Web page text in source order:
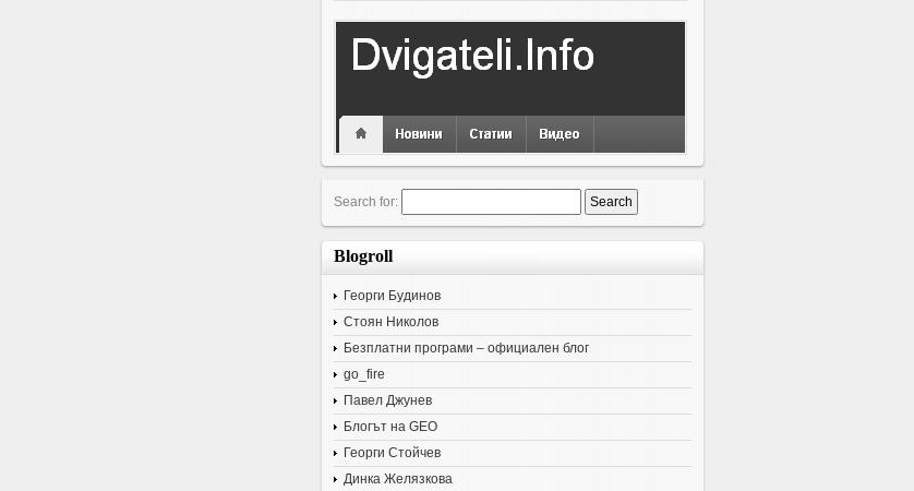
Search for:
Blogroll
Георги Будинов
Стоян Николов
Безплатни програми – официален блог
go_fire
Павел Джунев
Блогът на GEO
Георги Стойчев
Динка Желязкова